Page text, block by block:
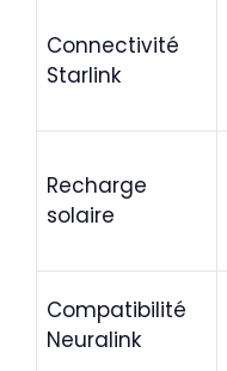
Connectivité
Starlink
Recharge
solaire
Compatibilité
Neuralink